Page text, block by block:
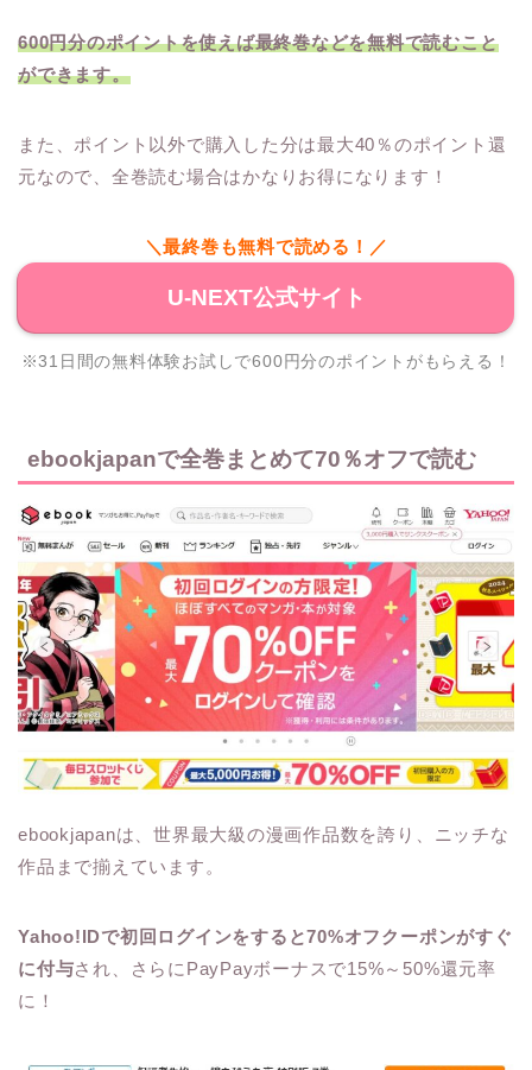
600円分のポイントを使えば最終巻などを無料で読むこと
ができます。
また、ポイント以外で購入した分は最大40％のポイント還
元なので、全巻読む場合はかなりお得になります！
＼最終巻も無料で読める！／
U-NEXT公式サイト
※31日間の無料体験お試しで600円分のポイントがもらえる！
ebookjapanで全巻まとめて70％オフで読む
ebookjapanは、世界最大級の漫画作品数を誇り、ニッチな
作品まで揃えています。
Yahoo!IDで初回ログインをすると70%オフクーポンがすぐ
に付与され、さらにPayPayボーナスで15%～50%還元率
に！